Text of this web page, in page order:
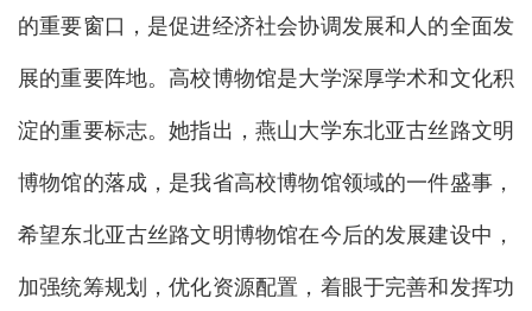
的重要窗口，是促进经济社会协调发展和人的全面发
展的重要阵地。高校博物馆是大学深厚学术和文化积
淀的重要标志。她指出，燕山大学东北亚古丝路文明
博物馆的落成，是我省高校博物馆领域的一件盛事，
希望东北亚古丝路文明博物馆在今后的发展建设中，
加强统筹规划，优化资源配置，着眼于完善和发挥功